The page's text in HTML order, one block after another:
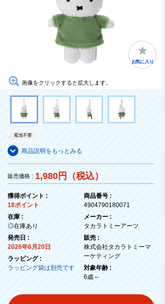
お気に入り
画像をクリックすると拡大します。
電池不要
商品説明をもっとみる
販売価格 : 1,980円（税込）
獲得ポイント :
18ポイント
在庫 :
◎在庫あり
発売日 :
2026年6月20日
ラッピング :
ラッピング袋は別売です
商品番号 :
4904790180071
メーカー :
タカラトミーアーツ
販売 :
株式会社タカラトミーマ
ーケティング
対象年齢 :
6歳～